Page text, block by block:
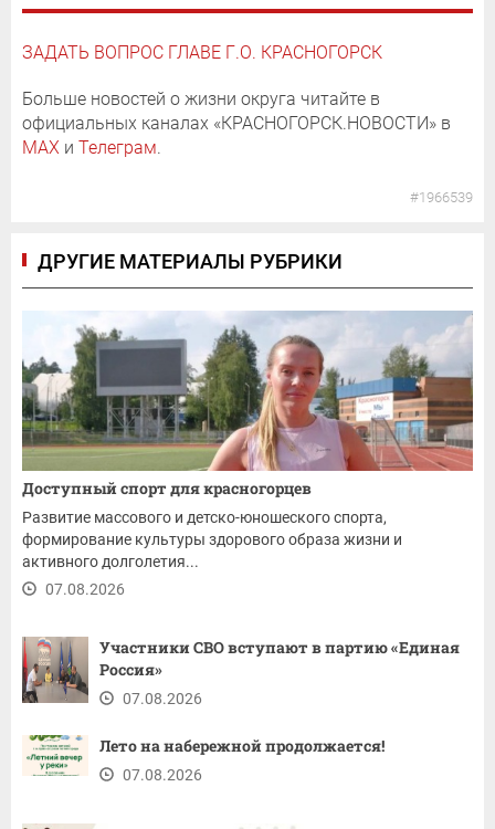
ЗАДАТЬ ВОПРОС ГЛАВЕ Г.О. КРАСНОГОРСК
Больше новостей о жизни округа читайте в
официальных каналах «КРАСНОГОРСК.НОВОСТИ» в
MAX и Телеграм.
#1966539
ДРУГИЕ МАТЕРИАЛЫ РУБРИКИ
Доступный спорт для красногорцев
Развитие массового и детско-юношеского спорта,
формирование культуры здорового образа жизни и
активного долголетия...
07.08.2026
Участники СВО вступают в партию «Единая
Россия»
07.08.2026
Лето на набережной продолжается!
07.08.2026